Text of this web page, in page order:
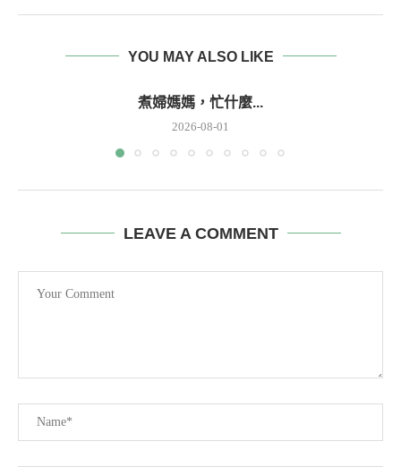
YOU MAY ALSO LIKE
煮婦媽媽，忙什麼...
2026-08-01
LEAVE A COMMENT